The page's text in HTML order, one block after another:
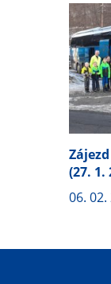
(27. 1.
06. 02.